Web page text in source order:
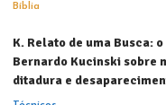
Bíblia
K. Relato de uma Busca:
Bernardo Kucinski sobre
ditadura e